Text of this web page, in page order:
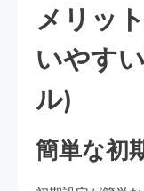
メリッ
いやす
ル)
簡単な初